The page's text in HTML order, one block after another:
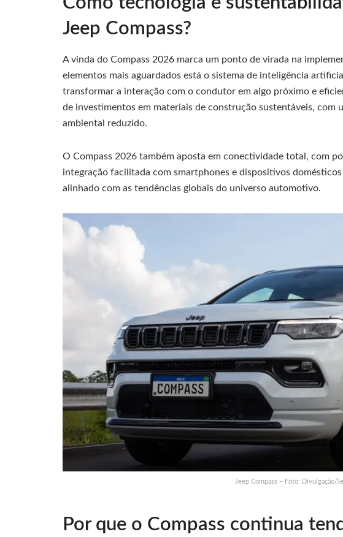
Jeep Compass?
A vinda do Compass 2026 marca um ponto de virada na
elementos mais aguardados está o sistema de inteligência
transformar a interação com o condutor em algo próximo e
de investimentos em materiais de construção sustentáveis, com
ambiental reduzido.
O Compass 2026 também aposta em conectividade total, com
integração facilitada com smartphones e dispositivos
alinhado com as tendências globais do universo automotivo.
Jeep Compass – Foto: Divulgação/
Por que o Compass continua